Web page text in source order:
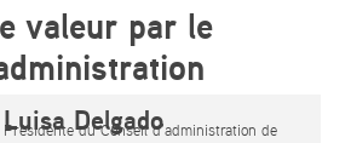
valeur par le
Luisa Delgado
Présidente du Conseil d’administration de